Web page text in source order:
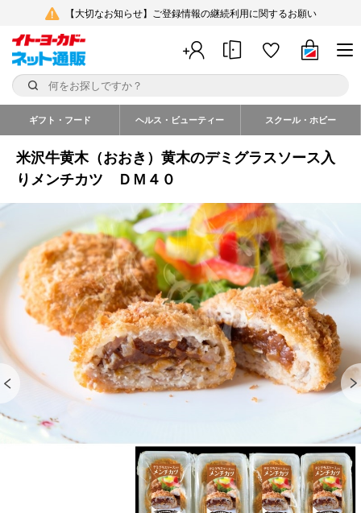
【大切なお知らせ】ご登録情報の継続利用に関するお願い
ギフト・フード ヘルス・ビューティー スクール・ホビー
米沢牛黄木（おおき）黄木のデミグラスソース入
りメンチカツ ＤＭ４０